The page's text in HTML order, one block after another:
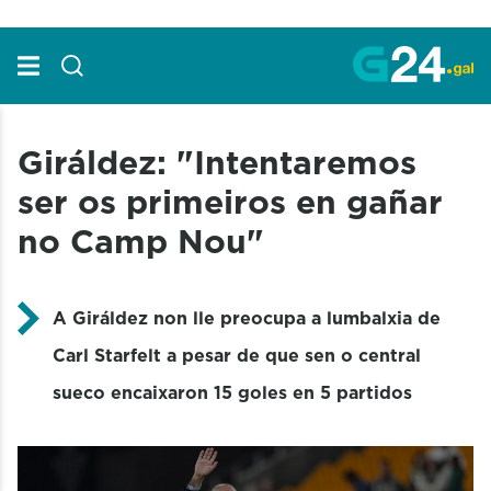
Giráldez: "Intentaremos
ser os primeiros en gañar
no Camp Nou"
A Giráldez non lle preocupa a lumbalxia de
Carl Starfelt a pesar de que sen o central
sueco encaixaron 15 goles en 5 partidos